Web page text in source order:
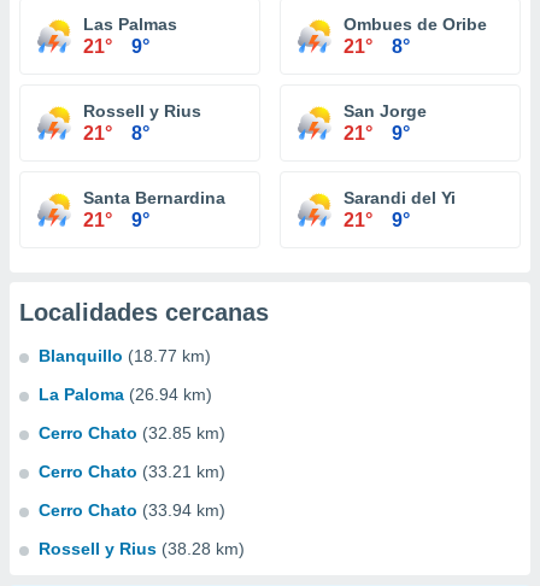
Las Palmas
21° 9°
Ombues de Oribe
21° 8°
Rossell y Rius
21° 8°
San Jorge
21° 9°
Santa Bernardina
21° 9°
Sarandi del Yi
21° 9°
Localidades cercanas
Blanquillo (18.77 km)
La Paloma (26.94 km)
Cerro Chato (32.85 km)
Cerro Chato (33.21 km)
Cerro Chato (33.94 km)
Rossell y Rius (38.28 km)